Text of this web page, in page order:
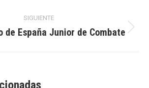
SIGUIENTE
Publicación
de España Junior de Combate